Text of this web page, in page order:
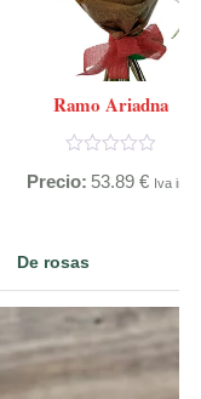
Ramo Ariadna
Precio: 53.89 € Iva inc.
De rosas